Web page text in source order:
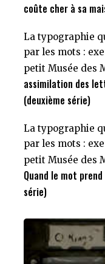
coûte cher à sa
La typographie
par les mots :
petit Musée des
assimilation des
(deuxième série)
La typographie
par les mots :
petit Musée des
Quand le mot
série)